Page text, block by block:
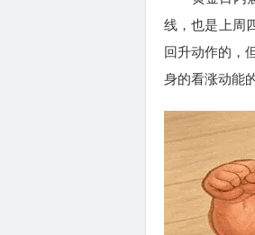
线，也是上周
回升动作的，
身的看涨动能